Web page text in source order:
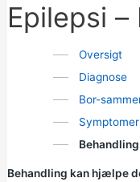
Epilepsi
Oversigt
Diagnose
Bor-
Symptomer
Behandling
Behandling kan hjælpe